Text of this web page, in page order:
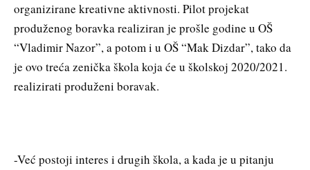
organizirane kreativne aktivnosti. Pilot projekat
produženog boravka realiziran je prošle godine u OŠ
“Vladimir Nazor”, a potom i u OŠ “Mak Dizdar”, tako da
je ovo treća zenička škola koja će u školskoj 2020/2021.
realizirati produženi boravak.
-Već postoji interes i drugih škola, a kada je u pitanju